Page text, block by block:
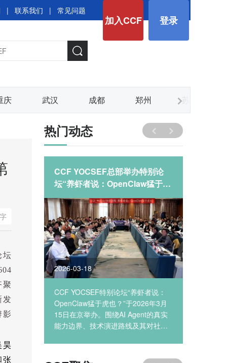
加入CCF 登录
| 联系我们 | 常见问题
庆 武汉 成都 郑州 苏州
坛
聚
发
影
昊
张
热门动态
04
论
张
王
畔，
CCF YOCSEF总部举办特别论
坛“养虾者说：OpenClaw猛于虎
也？”
2026-03-18
CCF YOCSEF特别论坛“养虾者说：
OpenClaw猛于虎也？”于2026年3月
15日在京举办。围绕AI Agent的真实
能力边界、技术演进路线及其对社会
性的“养虾”之道。